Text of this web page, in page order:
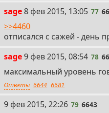
sage77
8 фев 2015, 13:05 77
>>4460
отписался с сажей - день
sage78
9 фев 2015, 08:54 78
максимальный уровень
Ответы 6644 6681
79
9 фев 2015, 22:26 79 6643